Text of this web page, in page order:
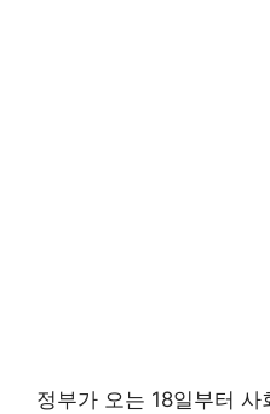
정부가 오는 18일부터